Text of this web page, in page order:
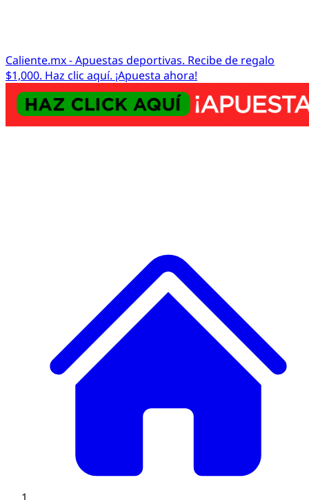
Caliente.mx - Apuestas deportivas. Recibe de regalo
$1,000. Haz clic aquí. ¡Apuesta ahora!